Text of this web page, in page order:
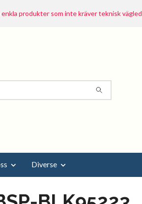
produkter som inte kräver teknisk
Diverse